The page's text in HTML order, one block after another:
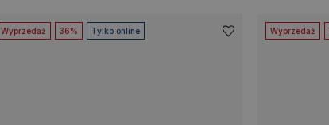
Wyprzedaż 36% Tylko online Wyprzedaż